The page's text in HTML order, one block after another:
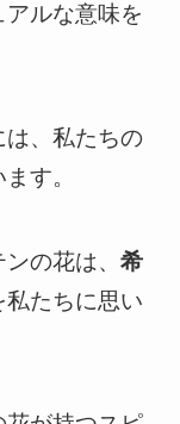
ルな意味を
は、私たちの
す。
の花は、 希
たちに思い